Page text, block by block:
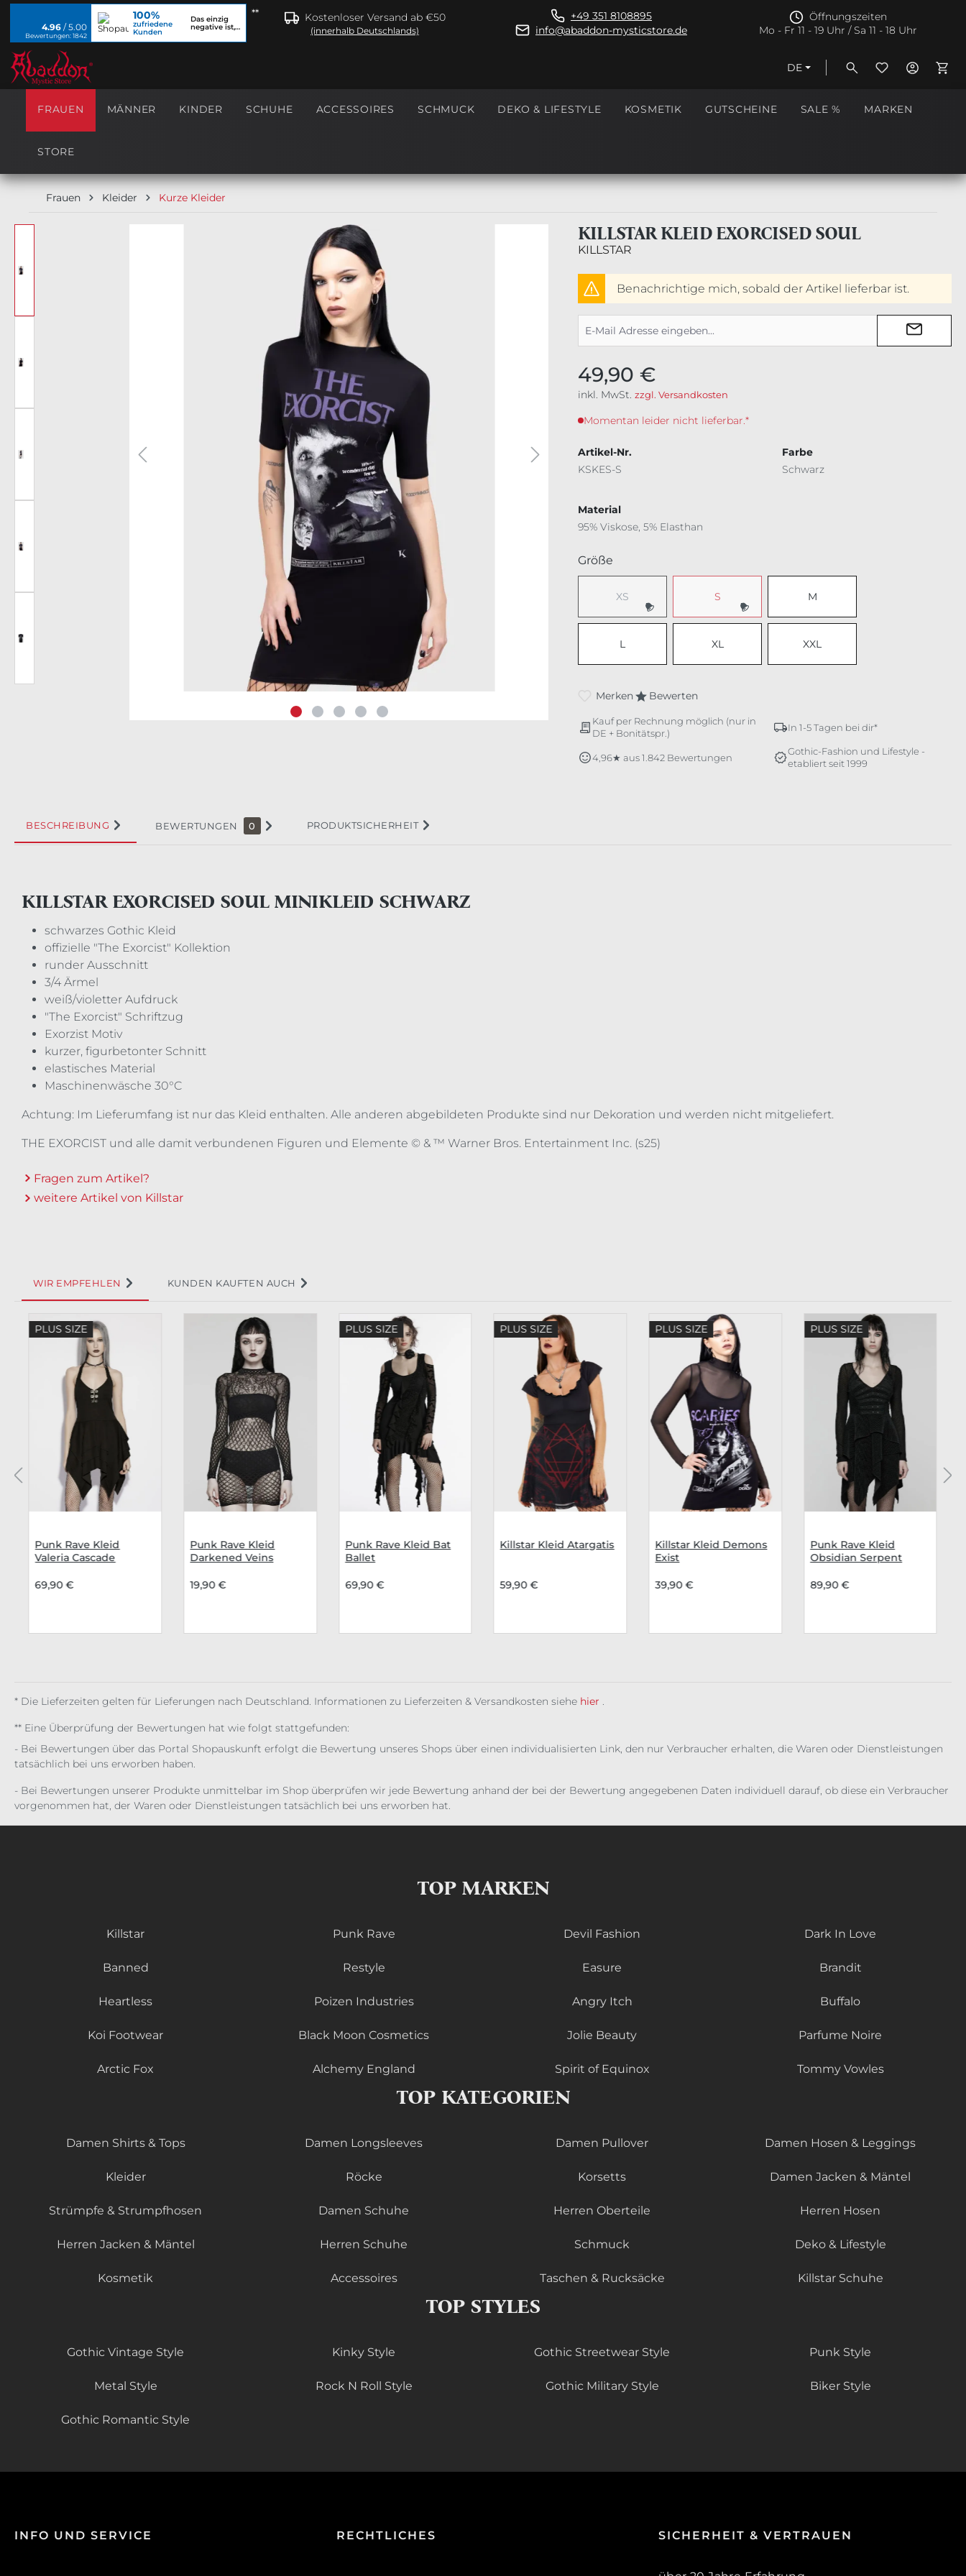
Zur Hauptnavigation springen **
4.96 / 5.00
Bewertungen: 1842
100%
zufriedene
Kunden
Das einzig
negative ist,
Kostenloser Versand ab €50
(innerhalb Deutschlands)
+49 351 8108895
info@abaddon-mysticstore.de
Öffnungszeiten
Mo - Fr 11 - 19 Uhr / Sa 11 - 18 Uhr
DE
FRAUEN MÄNNER KINDER SCHUHE ACCESSOIRES SCHMUCK DEKO & LIFESTYLE KOSMETIK GUTSCHEINE SALE % MARKEN
STORE
Frauen Kleider Kurze Kleider
KILLSTAR KLEID EXORCISED SOUL
KILLSTAR
Benachrichtige mich, sobald der Artikel lieferbar ist.
49,90 €
inkl. MwSt. zzgl. Versandkosten
Momentan leider nicht lieferbar.*
Artikel-Nr.
KSKES-S
Farbe
Schwarz
Material
95% Viskose, 5% Elasthan
Größe
XS S M
L XL XXL
Merken Bewerten
Kauf per Rechnung möglich (nur in
DE + Bonitätspr.)
In 1-5 Tagen bei dir*
4,96★ aus 1.842 Bewertungen
Gothic-Fashion und Lifestyle -
etabliert seit 1999
BESCHREIBUNG BEWERTUNGEN 0 PRODUKTSICHERHEIT
KILLSTAR EXORCISED SOUL MINIKLEID SCHWARZ
schwarzes Gothic Kleid
offizielle "The Exorcist" Kollektion
runder Ausschnitt
3/4 Ärmel
weiß/violetter Aufdruck
"The Exorcist" Schriftzug
Exorzist Motiv
kurzer, figurbetonter Schnitt
elastisches Material
Maschinenwäsche 30°C
Achtung: Im Lieferumfang ist nur das Kleid enthalten. Alle anderen abgebildeten Produkte sind nur Dekoration und werden nicht mitgeliefert.
THE EXORCIST und alle damit verbundenen Figuren und Elemente © & ™ Warner Bros. Entertainment Inc. (s25)
Fragen zum Artikel?
weitere Artikel von Killstar
WIR EMPFEHLEN KUNDEN KAUFTEN AUCH
Produktgalerie überspringen
PLUS SIZE
Punk Rave Kleid
Valeria Cascade
69,90 €
Punk Rave Kleid
Darkened Veins
19,90 €
PLUS SIZE
Punk Rave Kleid Bat
Ballet
69,90 €
PLUS SIZE
Killstar Kleid Atargatis
59,90 €
PLUS SIZE
Killstar Kleid Demons
Exist
39,90 €
PLUS SIZE
Punk Rave Kleid
Obsidian Serpent
89,90 €
* Die Lieferzeiten gelten für Lieferungen nach Deutschland. Informationen zu Lieferzeiten & Versandkosten siehe hier .
** Eine Überprüfung der Bewertungen hat wie folgt stattgefunden:
- Bei Bewertungen über das Portal Shopauskunft erfolgt die Bewertung unseres Shops über einen individualisierten Link, den nur Verbraucher erhalten, die Waren oder Dienstleistungen
tatsächlich bei uns erworben haben.
- Bei Bewertungen unserer Produkte unmittelbar im Shop überprüfen wir jede Bewertung anhand der bei der Bewertung angegebenen Daten individuell darauf, ob diese ein Verbraucher
vorgenommen hat, der Waren oder Dienstleistungen tatsächlich bei uns erworben hat.
TOP MARKEN
Killstar Punk Rave Devil Fashion Dark In Love
Banned Restyle Easure Brandit
Heartless Poizen Industries Angry Itch Buffalo
Koi Footwear Black Moon Cosmetics Jolie Beauty Parfume Noire
Arctic Fox Alchemy England Spirit of Equinox Tommy Vowles
TOP KATEGORIEN
Damen Shirts & Tops Damen Longsleeves Damen Pullover Damen Hosen & Leggings
Kleider Röcke Korsetts Damen Jacken & Mäntel
Strümpfe & Strumpfhosen Damen Schuhe Herren Oberteile Herren Hosen
Herren Jacken & Mäntel Herren Schuhe Schmuck Deko & Lifestyle
Kosmetik Accessoires Taschen & Rucksäcke Killstar Schuhe
TOP STYLES
Gothic Vintage Style Kinky Style Gothic Streetwear Style Punk Style
Metal Style Rock N Roll Style Gothic Military Style Biker Style
Gothic Romantic Style
INFO UND SERVICE RECHTLICHES SICHERHEIT & VERTRAUEN